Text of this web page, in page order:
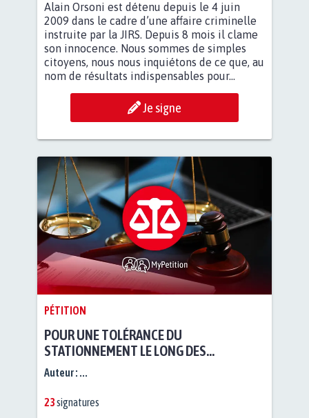
Alain Orsoni est détenu depuis le 4 juin
2009 dans le cadre d’une affaire criminelle
instruite par la JIRS. Depuis 8 mois il clame
son innocence. Nous sommes de simples
citoyens, nous nous inquiétons de ce que, au
nom de résultats indispensables pour...
Je signe
PÉTITION
POUR UNE TOLÉRANCE DU
STATIONNEMENT LE LONG DES
TROTTOIRS À RÉSIDENCE LES JARDINS DE
Auteur :
23signatures